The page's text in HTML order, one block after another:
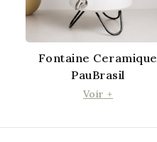
Fontaine Ceramique
PauBrasil
Voir +